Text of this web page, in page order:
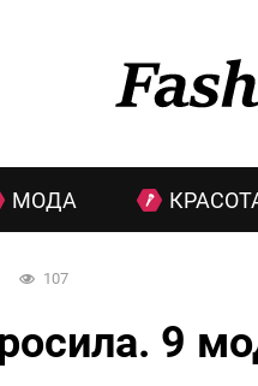
МОДА
107
9